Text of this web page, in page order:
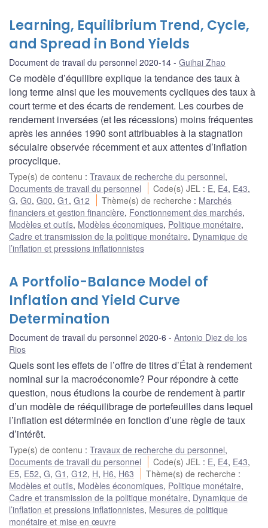
Learning, Equilibrium Trend, Cycle,
and Spread in Bond Yields
Document de travail du personnel 2020-14 Guihai Zhao
Ce modèle d’équilibre explique la tendance des taux à
long terme ainsi que les mouvements cycliques des taux à
court terme et des écarts de rendement. Les courbes de
rendement inversées (et les récessions) moins fréquentes
après les années 1990 sont attribuables à la stagnation
séculaire observée récemment et aux attentes d’inflation
procyclique.
Type(s) de contenu : Travaux de recherche du personnel,
Documents de travail du personnel
Code(s) JEL : E, E4, E43,
G, G0, G00, G1 , G12 Thème(s) de recherche : Marchés
financiers et gestion financière, Fonctionnement des marchés,
Modèles et outils, Modèles économiques, Politique monétaire,
Cadre et transmission de la politique monétaire, Dynamique de
l’inflation et pressions inflationnistes
A Portfolio-Balance Model of
Inflation and Yield Curve
Determination
Document de travail du personnel 2020-6
Antonio Diez de los
Rios
Quels sont les effets de l’offre de titres d’État à rendement
nominal sur la macroéconomie? Pour répondre à cette
question, nous étudions la courbe de rendement à partir
d’un modèle de rééquilibrage de portefeuilles dans lequel
l’inflation est déterminée en fonction d’une règle de taux
d’intérêt.
Type(s) de contenu : Travaux de recherche du personnel,
Documents de travail du personnel
Code(s) JEL : E, E4, E43,
E5, E52, G, G1 , G12, H, H6, H63 Thème(s) de recherche :
Modèles et outils, Modèles économiques, Politique monétaire,
Cadre et transmission de la politique monétaire, Dynamique de
l’inflation et pressions inflationnistes, Mesures de politique
monétaire et mise en œuvre